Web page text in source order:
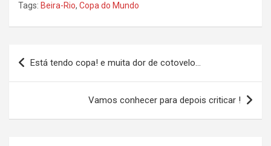
Tags: Beira-Rio, Copa do Mundo
Navegação
de
Está tendo copa! e muita dor de cotovelo…
Vamos conhecer para depois criticar !